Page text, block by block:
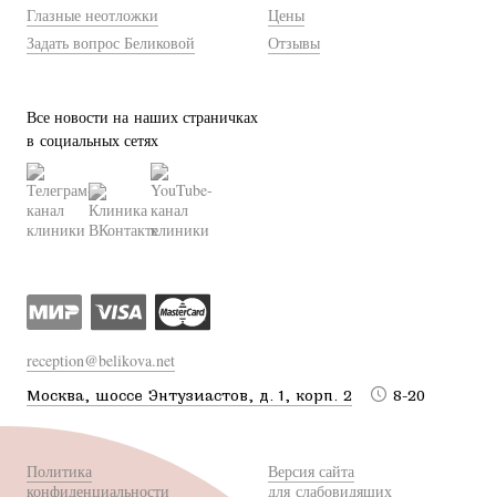
Глазные неотложки
Задать вопрос Беликовой
Цены
Отзывы
Все новости на наших страничках
в социальных сетях
reception@belikova.net
Москва, шоссе Энтузиастов, д. 1, корп. 2 8-20
Политика
конфиденциальности
Версия сайта
для слабовидящих